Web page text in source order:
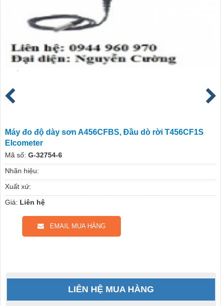
Máy đo độ dày sơn A456CFBS, Đầu dò rời T456CF1S
Elcometer
Mã số: G-32754-6
Nhãn hiệu:
Xuất xứ:
Giá: Liên hệ
EMAIL MUA HÀNG
LIÊN HỆ MUA HÀNG